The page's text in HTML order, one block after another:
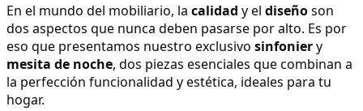
En el mundo del mobiliario, la calidad y el diseño son
dos aspectos que nunca deben pasarse por alto. Es por
eso que presentamos nuestro exclusivo sinfonier
mesita de noche, dos piezas esenciales que combinan a
la perfección funcionalidad y estética, ideales para tu
hogar.